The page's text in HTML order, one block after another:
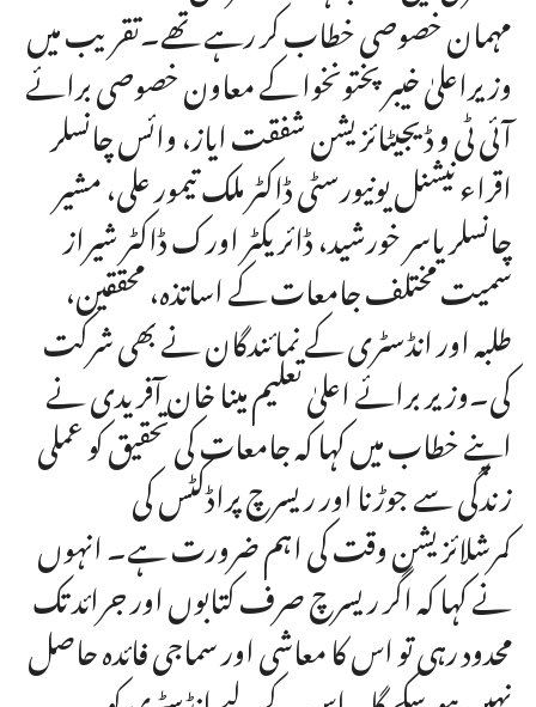
مہمان خصوصی خطاب کر رہے تھے۔تقریب میں
وزیراعلیٰ خیبرپختونخوا کے معاون خصوصی برائے
آئی ٹی و ڈیجیٹائزیشن شفقت ایاز، وائس چانسلر
اقراء نیشنل یونیورسٹی ڈاکٹر ملک تیمور علی، مشیر
چانسلر یاسر خورشید، ڈائریکٹر اورک ڈاکٹر شیراز
سمیت مختلف جامعات کے اساتذہ، محققین،
طلبہ اور انڈسٹری کے نمائندگان نے بھی شرکت
کی۔وزیر برائے اعلیٰ تعلیم مینا خان آفریدی نے
اپنے خطاب میں کہا کہ جامعات کی تحقیق کو عملی
زندگی سے جوڑنا اور ریسرچ پراڈکٹس کی
کمرشلائزیشن وقت کی اہم ضرورت ہے۔ انہوں
نے کہا کہ اگر ریسرچ صرف کتابوں اور جرائد تک
محدود رہی تو اس کا معاشی اور سماجی فائدہ حاصل